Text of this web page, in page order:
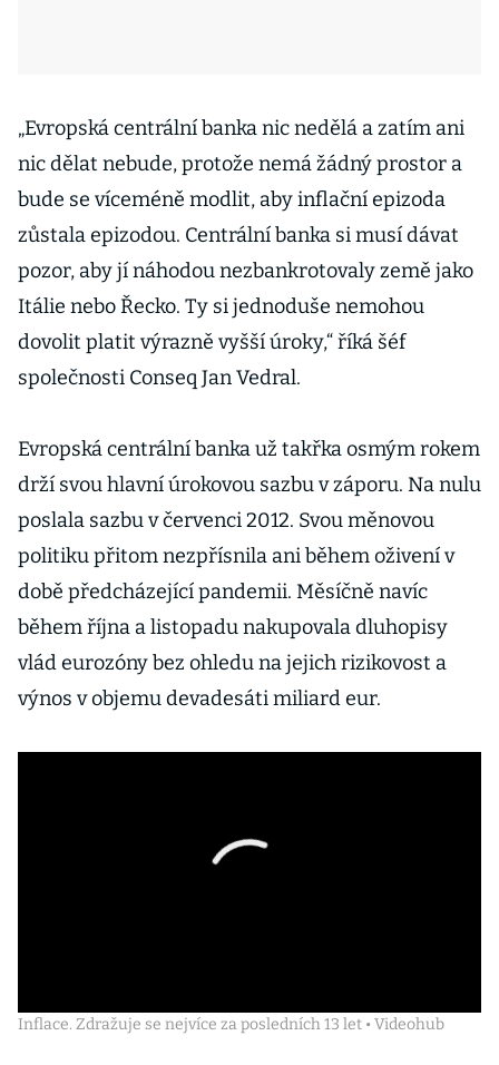
„Evropská centrální banka nic nedělá a zatím ani
nic dělat nebude, protože nemá žádný prostor a
bude se víceméně modlit, aby inflační epizoda
zůstala epizodou. Centrální banka si musí dávat
pozor, aby jí náhodou nezbankrotovaly země jako
Itálie nebo Řecko. Ty si jednoduše nemohou
dovolit platit výrazně vyšší úroky,“ říká šéf
společnosti Conseq Jan Vedral.
Evropská centrální banka už takřka osmým rokem
drží svou hlavní úrokovou sazbu v záporu. Na nulu
poslala sazbu v červenci 2012. Svou měnovou
politiku přitom nezpřísnila ani během oživení v
době předcházející pandemii. Měsíčně navíc
během října a listopadu nakupovala dluhopisy
vlád eurozóny bez ohledu na jejich rizikovost a
výnos v objemu devadesáti miliard eur.
Inflace. Zdražuje se nejvíce za posledních 13 let • Videohub